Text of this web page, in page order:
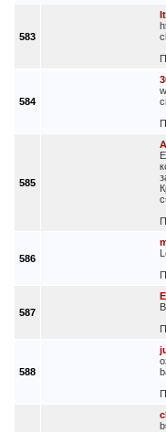
583
584
585
586
587
588